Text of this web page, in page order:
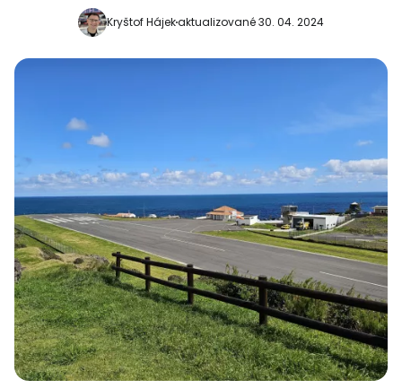
Kryštof Hájekaktualizované 30. 04. 2024
Pokračovať s e-mailom